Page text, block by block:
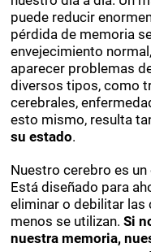
puede reducir
pérdida de memoria
envejecimiento
aparecer problemas
diversos tipos, como
cerebrales,
esto mismo, resulta
su estado.
Nuestro cerebro es
Está diseñado para
eliminar o debilitar las
menos se utilizan.Si
nuestra memoria,